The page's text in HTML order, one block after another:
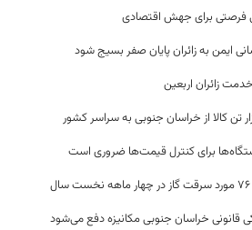
فرصتی برای جهش اقتصادی
ایمن به زائران پایان صفر بسیج شود
برای کنترل قیمت‌ها ضروری است
قانونی خراسان جنوبی مکانیزه دفع می‌شود